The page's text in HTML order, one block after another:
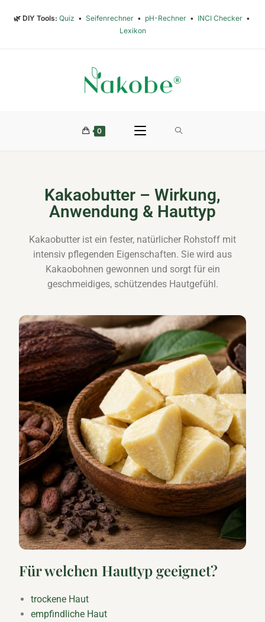
🌿 DIY Tools: Quiz • Seifenrechner • pH-Rechner • INCI Checker •
Lexikon
0
Kakaobutter – Wirkung,
Anwendung & Hauttyp
Kakaobutter ist ein fester, natürlicher Rohstoff mit
intensiv pflegenden Eigenschaften. Sie wird aus
Kakaobohnen gewonnen und sorgt für ein
geschmeidiges, schützendes Hautgefühl.
Für welchen Hauttyp geeignet?
trockene Haut
empfindliche Haut